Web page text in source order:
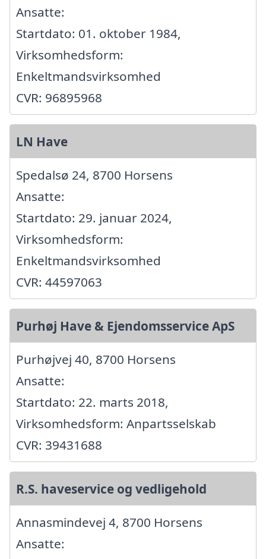
Ansatte:
Startdato: 01. oktober 1984,
Virksomhedsform:
Enkeltmandsvirksomhed
CVR: 96895968
LN Have
Spedalsø 24, 8700 Horsens
Ansatte:
Startdato: 29. januar 2024,
Virksomhedsform:
Enkeltmandsvirksomhed
CVR: 44597063
Purhøj Have & Ejendomsservice ApS
Purhøjvej 40, 8700 Horsens
Ansatte:
Startdato: 22. marts 2018,
Virksomhedsform: Anpartsselskab
CVR: 39431688
R.S. haveservice og vedligehold
Annasmindevej 4, 8700 Horsens
Ansatte: